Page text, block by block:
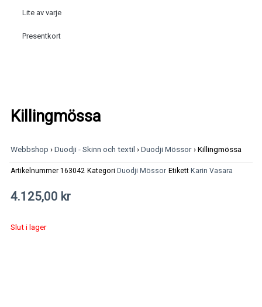
Lite av varje
Presentkort
Killingmössa
Webbshop ›Duodji - Skinn och textil ›Duodji Mössor›Killingmössa
Artikelnummer 163042 Kategori Duodji Mössor Etikett Karin Vasara
4.125,00 kr
Slut i lager